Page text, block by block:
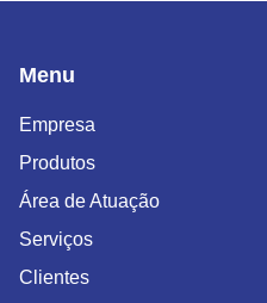
Menu
Empresa
Produtos
Área de Atuação
Serviços
Clientes